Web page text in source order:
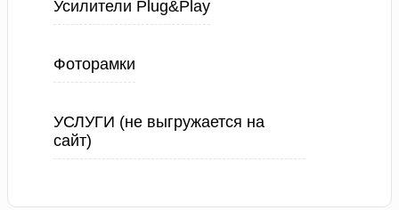
Усилители Plug&Play
Фоторамки
УСЛУГИ (не выгружается на
сайт)